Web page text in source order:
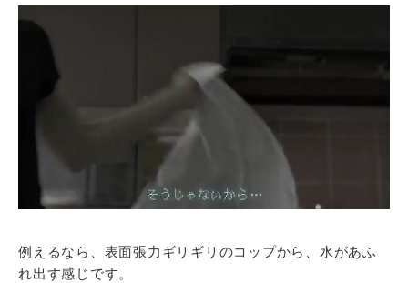
例えるなら、表面張力ギリギリのコップから、水があふ
れ出す感じです。